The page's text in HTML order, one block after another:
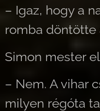
– Igaz, hogy a
romba döntötte
Simon mester
– Nem. A vihar
milyen régóta